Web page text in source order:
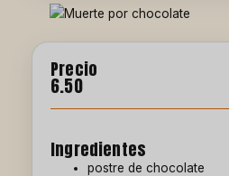
Precio
6.50
Ingredientes
postre de chocolate